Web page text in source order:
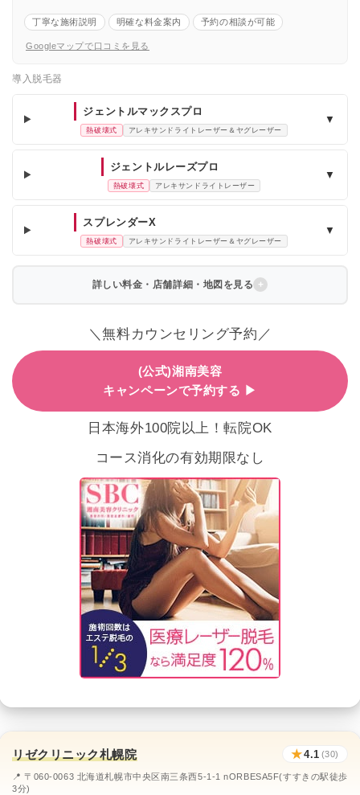
丁寧な施術説明 明確な料金案内 予約の相談が可能
Googleマップで口コミを見る
導入脱毛器
ジェントルマックスプロ
熱破壊式 アレキサンドライトレーザー＆ヤグレーザー
▼
ジェントルレーズプロ
熱破壊式 アレキサンドライトレーザー
▼
スプレンダーX
熱破壊式 アレキサンドライトレーザー＆ヤグレーザー
▼
詳しい料金・店舗詳細・地図を見る
＼無料カウンセリング予約／
(公式)湘南美容
キャンペーンで予約する ▶
日本海外100院以上！転院OK
コース消化の有効期限なし
リゼクリニック札幌院 ★4.1 (30)
📍 〒060-0063 北海道札幌市中央区南三条西5-1-1 nORBESA5F(すすきの駅徒歩
3分)